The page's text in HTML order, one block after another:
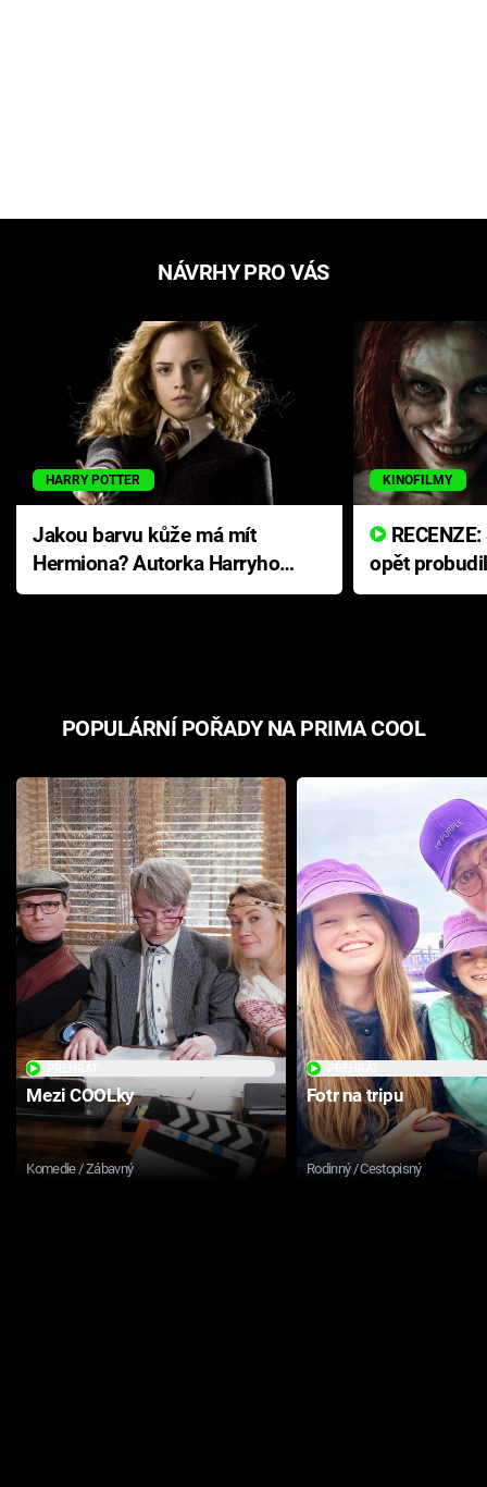
NÁVRHY PRO VÁS
HARRY POTTER
Jakou barvu kůže má mít
Hermiona? Autorka Harryho
Pottera přišla s ráznou
KINOFILMY
opět
přichází s
POPULÁRNÍ POŘADY NA PRIMA COOL
Mezi COOLky
Komedie / Zábavný
Fotr na tripu
Rodinný / Cestopisný